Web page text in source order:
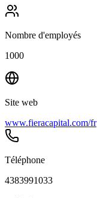
Nombre d'employés
1000
Site web
www.fieracapital.com/fr
Téléphone
4383991033